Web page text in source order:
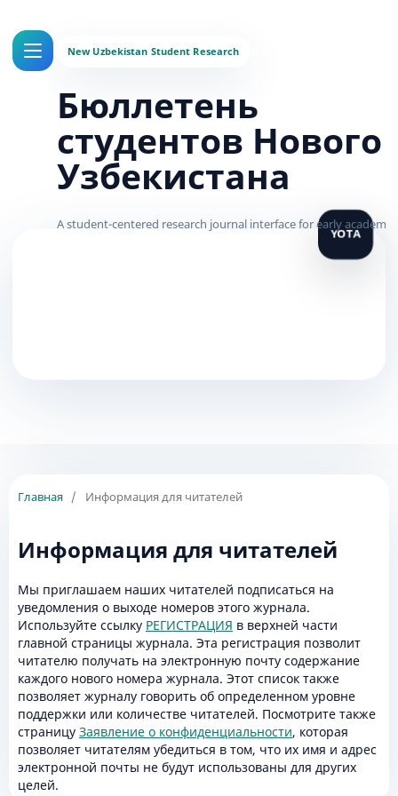
Бюллетень
студентов Нового
Узбекистана
Главная / Информация для читателей
Информация для читателей
Мы приглашаем наших читателей подписаться на
уведомления о выходе номеров этого журнала.
Используйте ссылку РЕГИСТРАЦИЯ в верхней части
главной страницы журнала. Эта регистрация позволит
читателю получать на электронную почту содержание
каждого нового номера журнала. Этот список также
позволяет журналу говорить об определенном уровне
поддержки или количестве читателей. Посмотрите также
страницу Заявление о конфиденциальности, которая
позволяет читателям убедиться в том, что их имя и адрес
электронной почты не будут использованы для других
целей.